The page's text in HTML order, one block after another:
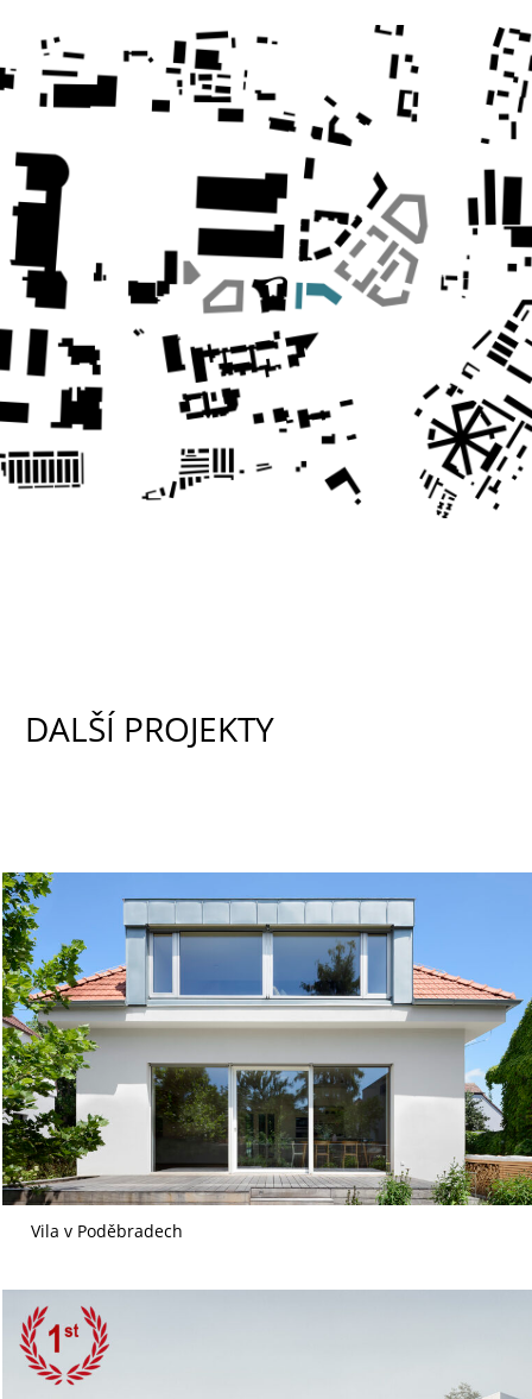
DALŠÍ PROJEKTY
Vila v Poděbradech